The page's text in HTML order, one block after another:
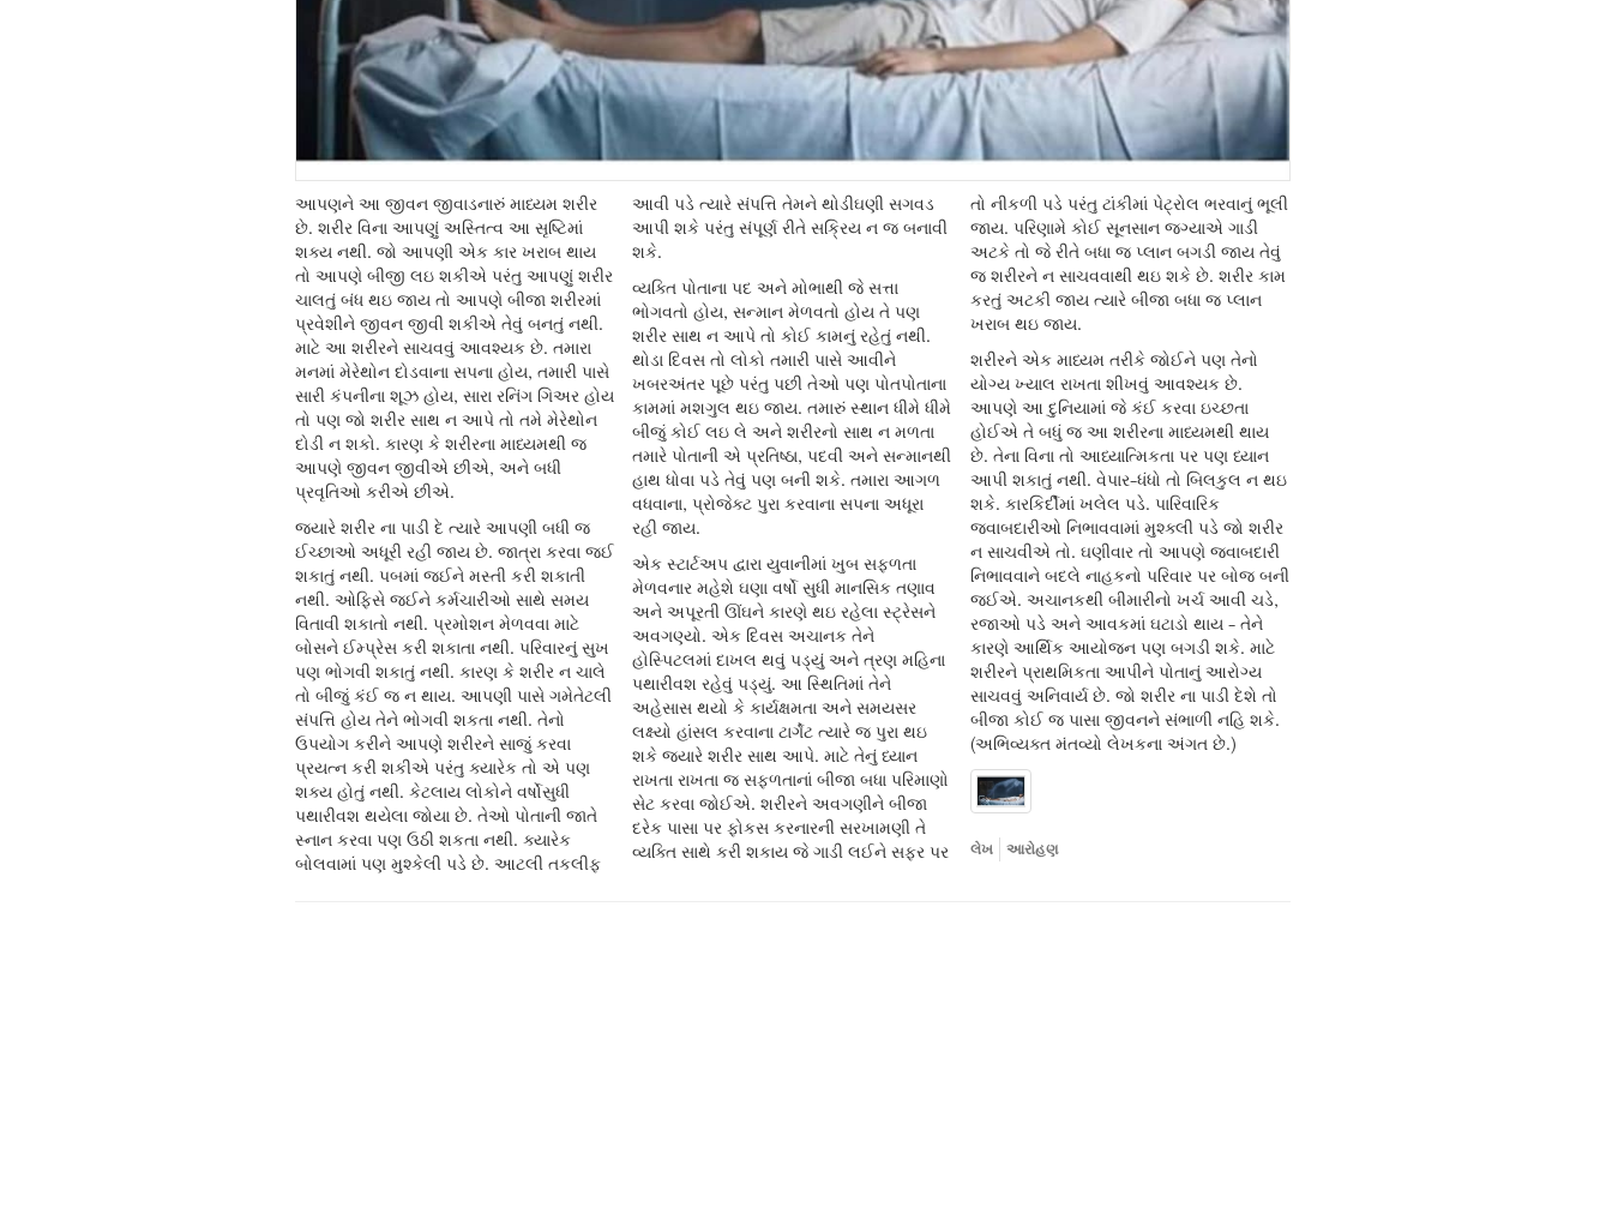
આપણને આ જીવન જીવાડનારું માધ્યમ શરીર
છે. શરીર વિના આપણું અસ્તિત્વ આ સૃષ્ટિમાં
શક્ય નથી. જો આપણી એક કાર ખરાબ થાય
તો આપણે બીજી લઇ શકીએ પરંતુ આપણું શરીર
ચાલતું બંધ થઇ જાય તો આપણે બીજા શરીરમાં
પ્રવેશીને જીવન જીવી શકીએ તેવું બનતું નથી.
માટે આ શરીરને સાચવવું આવશ્યક છે. તમારા
મનમાં મેરેથોન દોડવાના સપના હોય, તમારી પાસે
સારી કંપનીના શૂઝ હોય, સારા રનિંગ ગિઅર હોય
તો પણ જો શરીર સાથ ન આપે તો તમે મેરેથોન
દોડી ન શકો. કારણ કે શરીરના માધ્યમથી જ
આપણે જીવન જીવીએ છીએ, અને બધી
પ્રવૃતિઓ કરીએ છીએ.
જયારે શરીર ના પાડી દે ત્યારે આપણી બધી જ
ઈચ્છાઓ અધૂરી રહી જાય છે. જાત્રા કરવા જઈ
શકાતું નથી. પબમાં જઈને મસ્તી કરી શકાતી
નથી. ઓફિસે જઈને કર્મચારીઓ સાથે સમય
વિતાવી શકાતો નથી. પ્રમોશન મેળવવા માટે
બોસને ઈમ્પ્રેસ કરી શકાતા નથી. પરિવારનું સુખ
પણ ભોગવી શકાતું નથી. કારણ કે શરીર ન ચાલે
તો બીજું કંઈ જ ન થાય. આપણી પાસે ગમેતેટલી
સંપત્તિ હોય તેને ભોગવી શકતા નથી. તેનો
ઉપયોગ કરીને આપણે શરીરને સાજું કરવા
પ્રયત્ન કરી શકીએ પરંતુ ક્યારેક તો એ પણ
શક્ય હોતું નથી. કેટલાય લોકોને વર્ષોસુધી
પથારીવશ થયેલા જોયા છે. તેઓ પોતાની જાતે
સ્નાન કરવા પણ ઉઠી શકતા નથી. ક્યારેક
બોલવામાં પણ મુશ્કેલી પડે છે. આટલી તકલીફ
આવી પડે ત્યારે સંપત્તિ તેમને થોડીઘણી સગવડ
આપી શકે પરંતુ સંપૂર્ણ રીતે સક્રિય ન જ બનાવી
શકે.
વ્યક્તિ પોતાના પદ અને મોભાથી જે સત્તા
ભોગવતો હોય, સન્માન મેળવતો હોય તે પણ
શરીર સાથ ન આપે તો કોઈ કામનું રહેતું નથી.
થોડા દિવસ તો લોકો તમારી પાસે આવીને
ખબરઅંતર પૂછે પરંતુ પછી તેઓ પણ પોતપોતાના
કામમાં મશગુલ થઇ જાય. તમારું સ્થાન ધીમે ધીમે
બીજું કોઈ લઇ લે અને શરીરનો સાથ ન મળતા
તમારે પોતાની એ પ્રતિષ્ઠા, પદવી અને સન્માનથી
હાથ ધોવા પડે તેવું પણ બની શકે. તમારા આગળ
વધવાના, પ્રોજેક્ટ પુરા કરવાના સપના અધૂરા
રહી જાય.
એક સ્ટાર્ટઅપ દ્વારા યુવાનીમાં ખુબ સફળતા
મેળવનાર મહેશે ઘણા વર્ષો સુધી માનસિક તણાવ
અને અપૂરતી ઊંઘને કારણે થઇ રહેલા સ્ટ્રેસને
અવગણ્યો. એક દિવસ અચાનક તેને
હોસ્પિટલમાં દાખલ થવું પડ્યું અને ત્રણ મહિના
પથારીવશ રહેવું પડ્યું. આ સ્થિતિમાં તેને
અહેસાસ થયો કે કાર્યક્ષમતા અને સમયસર
લક્ષ્યો હાંસલ કરવાના ટાર્ગેટ ત્યારે જ પુરા થઇ
શકે જયારે શરીર સાથ આપે. માટે તેનું ધ્યાન
રાખતા રાખતા જ સફળતાનાં બીજા બધા પરિમાણો
સેટ કરવા જોઈએ. શરીરને અવગણીને બીજા
દરેક પાસા પર ફોકસ કરનારની સરખામણી તે
વ્યક્તિ સાથે કરી શકાય જે ગાડી લઈને સફર પર
તો નીકળી પડે પરંતુ ટાંકીમાં પેટ્રોલ ભરવાનું ભૂલી
જાય. પરિણામે કોઈ સૂનસાન જગ્યાએ ગાડી
અટકે તો જે રીતે બધા જ પ્લાન બગડી જાય તેવું
જ શરીરને ન સાચવવાથી થઇ શકે છે. શરીર કામ
કરતું અટકી જાય ત્યારે બીજા બધા જ પ્લાન
ખરાબ થઇ જાય.
શરીરને એક માધ્યમ તરીકે જોઈને પણ તેનો
યોગ્ય ખ્યાલ રાખતા શીખવું આવશ્યક છે.
આપણે આ દુનિયામાં જે કંઈ કરવા ઇચ્છતા
હોઈએ તે બધું જ આ શરીરના માધ્યમથી થાય
છે. તેના વિના તો આધ્યાત્મિકતા પર પણ ધ્યાન
આપી શકાતું નથી. વેપાર-ધંધો તો બિલકુલ ન થઇ
શકે. કારકિર્દીમાં ખલેલ પડે. પારિવારિક
જવાબદારીઓ નિભાવવામાં મુશ્ક્લી પડે જો શરીર
ન સાચવીએ તો. ઘણીવાર તો આપણે જવાબદારી
નિભાવવાને બદલે નાહકનો પરિવાર પર બોજ બની
જઈએ. અચાનકથી બીમારીનો ખર્ચ આવી ચડે,
રજાઓ પડે અને આવકમાં ઘટાડો થાય - તેને
કારણે આર્થિક આયોજન પણ બગડી શકે. માટે
શરીરને પ્રાથમિકતા આપીને પોતાનું આરોગ્ય
સાચવવું અનિવાર્ય છે. જો શરીર ના પાડી દેશે તો
બીજા કોઈ જ પાસા જીવનને સંભાળી નહિ શકે.
(અભિવ્યક્ત મંતવ્યો લેખકના અંગત છે.)
લેખ આરોહણ